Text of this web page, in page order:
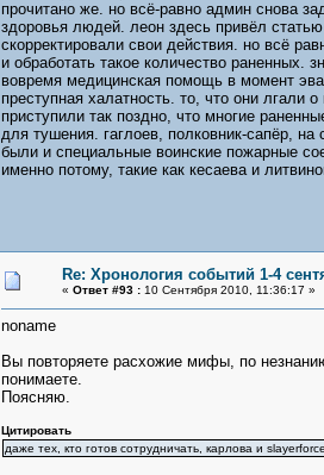
прочитано же. но всё-равно админ снова
здоровья людей. леон здесь привёл
скорректировали свои действия. но всё
и обработать такое количество раненных.
вовремя медицинская помощь в момент
преступная халатность. то, что они лгали
приступили так поздно, что многие
для тушения. гаглоев, полковник-сапёр,
были и специальные воинские пожарные
именно потому, такие как кесаева и
Re: Хронология событий 1-4
« Ответ #93 :10 Сентября 2010, 11:36:17 »
noname
Вы повторяете расхожие мифы, по
понимаете.
Поясняю.
Цитировать
даже тех, кто готов сотрудничать, карлова и